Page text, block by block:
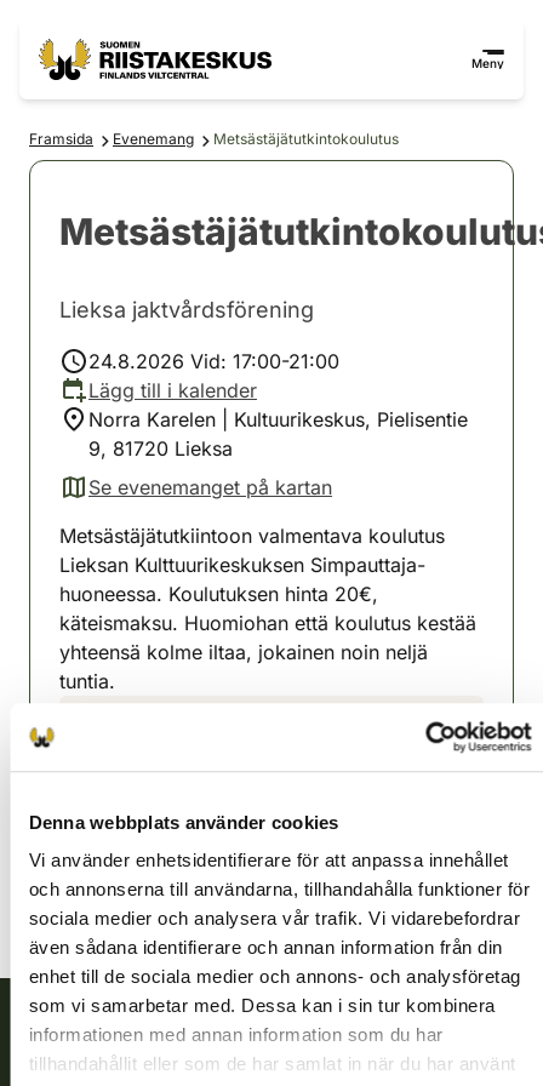
Denna webbplats använder cookies
Vi använder enhetsidentifierare för att anpassa innehållet
och annonserna till användarna, tillhandahålla funktioner för
sociala medier och analysera vår trafik. Vi vidarebefordrar
även sådana identifierare och annan information från din
enhet till de sociala medier och annons- och analysföretag
som vi samarbetar med. Dessa kan i sin tur kombinera
informationen med annan information som du har
tillhandahållit eller som de har samlat in när du har använt
Meny
Framsida Evenemang Metsästäjätutkintokoulutus
Lieksa jaktvårdsförening
24.8.2026 Vid: 17:00-21:00
Lägg till i kalender
Norra Karelen | Kultuurikeskus, Pielisentie
9, 81720 Lieksa
Se evenemanget på kartan
(avautuu uuteen välilehteen)
Metsästäjätutkiintoon valmentava koulutus
Lieksan Kulttuurikeskuksen Simpauttaja-
huoneessa. Koulutuksen hinta 20€,
käteismaksu. Huomiohan että koulutus kestää
yhteensä kolme iltaa, jokainen noin neljä
tuntia.
Norra Karelen
lieksa@rhy.riista.fi
Finlands viltcentral